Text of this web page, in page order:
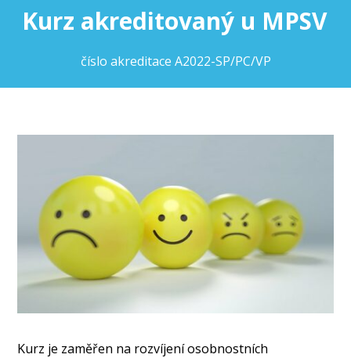
Kurz akreditovaný u MPSV
číslo akreditace A2022-SP/PC/VP
Kurz je zaměřen na rozvíjení osobnostních